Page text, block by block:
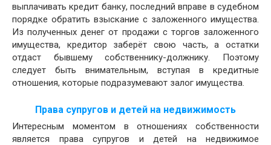
выплачивать кредит банку, последний вправе в судебном
порядке обратить взыскание с заложенного имущества.
Из полученных денег от продажи с торгов заложенного
имущества, кредитор заберёт свою часть, а остатки
отдаст бывшему собственнику-должнику. Поэтому
следует быть внимательным, вступая в кредитные
отношения, которые подразумевают залог имущества.
Права супругов и детей на недвижимость
Интересным моментом в отношениях собственности
является права супругов и детей на недвижимое